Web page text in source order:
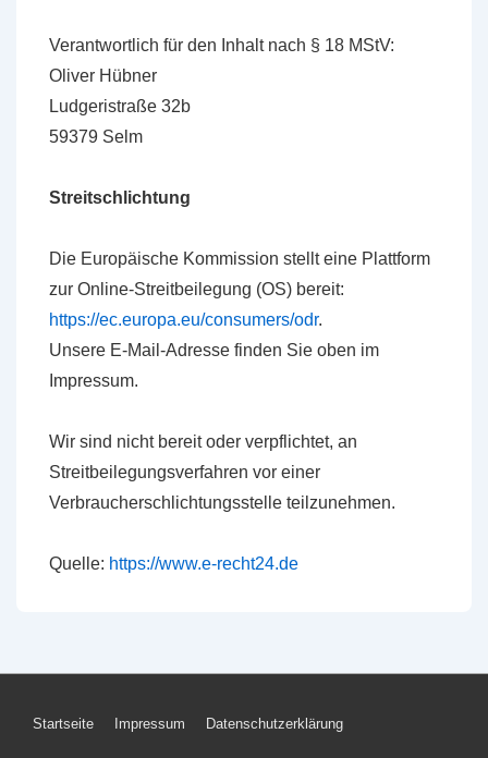
Verantwortlich für den Inhalt nach § 18 MStV:
Oliver Hübner
Ludgeristraße 32b
59379 Selm
Streitschlichtung
Die Europäische Kommission stellt eine Plattform
zur Online-Streitbeilegung (OS) bereit:
https://ec.europa.eu/consumers/odr.
Unsere E-Mail-Adresse finden Sie oben im
Impressum.
Wir sind nicht bereit oder verpflichtet, an
Streitbeilegungsverfahren vor einer
Verbraucherschlichtungsstelle teilzunehmen.
Quelle: https://www.e-recht24.de
Startseite Impressum Datenschutzerklärung